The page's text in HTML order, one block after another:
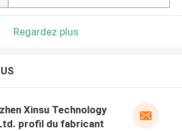
Regardez plus
Xinsu Technology
profil du fabricant